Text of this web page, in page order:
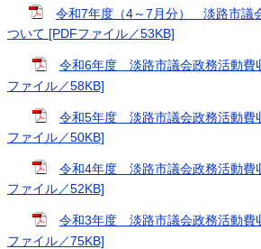
令和7年度（4～7月分） 淡路市議
ついて [PDFファイル／53KB]
令和6年度 淡路市議会政務活動費
ファイル／58KB]
令和5年度 淡路市議会政務活動費
ファイル／50KB]
令和4年度 淡路市議会政務活動費
ファイル／52KB]
令和3年度 淡路市議会政務活動費
ファイル／75KB]